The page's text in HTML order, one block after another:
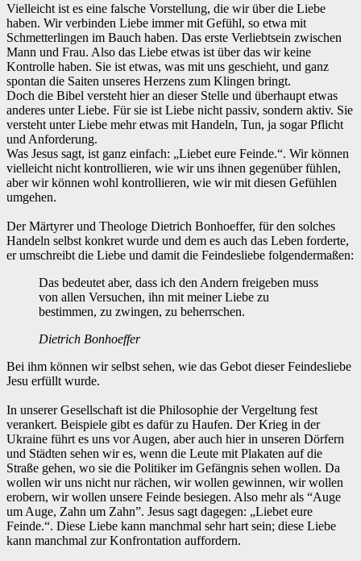
Vielleicht ist es eine falsche Vorstellung, die wir über die Liebe
haben. Wir verbinden Liebe immer mit Gefühl, so etwa mit
Schmetterlingen im Bauch haben. Das erste Verliebtsein zwischen
Mann und Frau. Also das Liebe etwas ist über das wir keine
Kontrolle haben. Sie ist etwas, was mit uns geschieht, und ganz
spontan die Saiten unseres Herzens zum Klingen bringt.
‌Doch die Bibel versteht hier an dieser Stelle und überhaupt etwas
anderes unter Liebe. Für sie ist Liebe nicht passiv, sondern aktiv. Sie
versteht unter Liebe mehr etwas mit Handeln, Tun, ja sogar Pflicht
und Anforderung.
‌Was Jesus sagt, ist ganz einfach: „Liebet eure Feinde.“. Wir können
vielleicht nicht kontrollieren, wie wir uns ihnen gegenüber fühlen,
aber wir können wohl kontrollieren, wie wir mit diesen Gefühlen
umgehen.
Der Märtyrer und Theologe Dietrich Bonhoeffer, für den solches
Handeln selbst konkret wurde und dem es auch das Leben forderte,
er umschreibt die Liebe und damit die Feindesliebe folgendermaßen:
Das bedeutet aber, dass ich den Andern freigeben muss
von allen Versuchen, ihn mit meiner Liebe zu
bestimmen, zu zwingen, zu beherrschen.
Dietrich Bonhoeffer
Bei ihm können wir selbst sehen, wie das Gebot dieser Feindesliebe
Jesu erfüllt wurde.
In unserer Gesellschaft ist die Philosophie der Vergeltung fest
verankert. Beispiele gibt es dafür zu Haufen. Der Krieg in der
Ukraine führt es uns vor Augen, aber auch hier in unseren Dörfern
und Städten sehen wir es, wenn die Leute mit Plakaten auf die
Straße gehen, wo sie die Politiker im Gefängnis sehen wollen. Da
wollen wir uns nicht nur rächen, wir wollen gewinnen, wir wollen
erobern, wir wollen unsere Feinde besiegen. Also mehr als “Auge
um Auge, Zahn um Zahn”. Jesus sagt dagegen: „Liebet eure
Feinde.“. Diese Liebe kann manchmal sehr hart sein; diese Liebe
kann manchmal zur Konfrontation auffordern.